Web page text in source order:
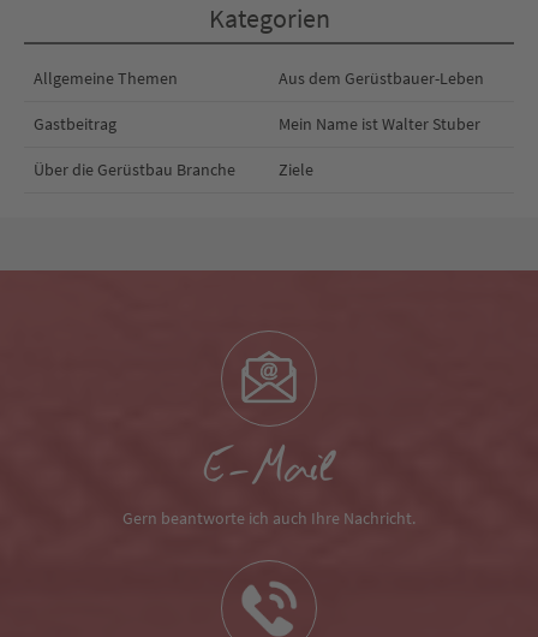
Kategorien
Allgemeine Themen Aus dem Gerüstbauer-Leben
Gastbeitrag Mein Name ist Walter Stuber
Über die Gerüstbau Branche Ziele
E-Mail
Gern beantworte ich auch Ihre Nachricht.